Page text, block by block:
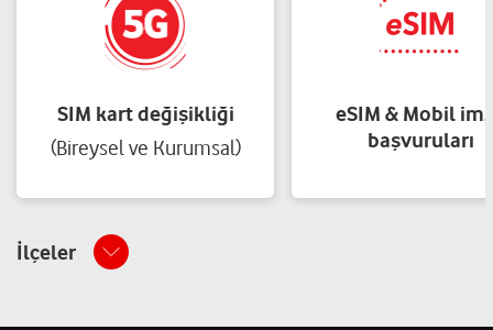
SIM kart değişikliği
(Bireysel ve Kurumsal)
eSIM & Mobil
başvuruları
İlçeler